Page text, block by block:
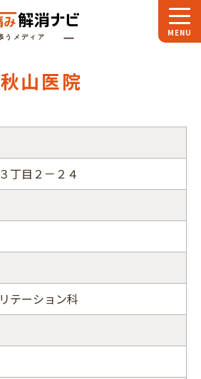
スペシャル対談
お役立ちコラム
専門家インタビュー
秋山医院
丁目２－２４
テーション科